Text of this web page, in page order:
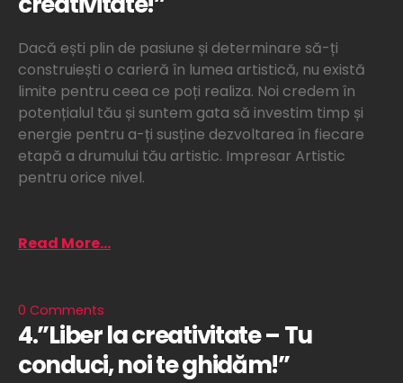
Dacă ești plin de pasiune și determinare să-ți
construiești o carieră în lumea artistică, nu există
limite pentru ceea ce poți realiza. Noi credem în
potențialul tău și suntem gata să investim timp și
energie pentru a-ți susține dezvoltarea în fiecare
etapă a drumului tău artistic. Impresar Artistic
pentru orice nivel.
Read More...
4.”Liber la creativitate – Tu
conduci, noi te ghidăm!”
0 Comments